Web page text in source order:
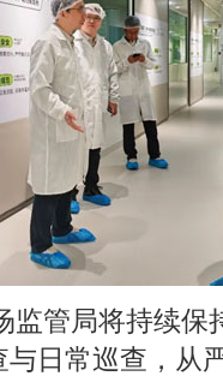
监管局将持续保
日常巡查，从